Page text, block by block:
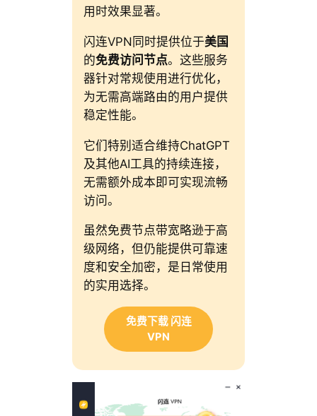
用时效果显著。
闪连VPN同时提供位于美国
的免费访问节点。这些服务
器针对常规使用进行优化，
为无需高端路由的用户提供
稳定性能。
它们特别适合维持ChatGPT
及其他AI工具的持续连接，
无需额外成本即可实现流畅
访问。
虽然免费节点带宽略逊于高
级网络，但仍能提供可靠速
度和安全加密，是日常使用
的实用选择。
免费下载 闪连
VPN